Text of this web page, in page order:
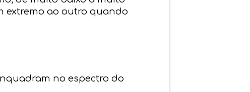
extremo ao outro quando
no espectro do